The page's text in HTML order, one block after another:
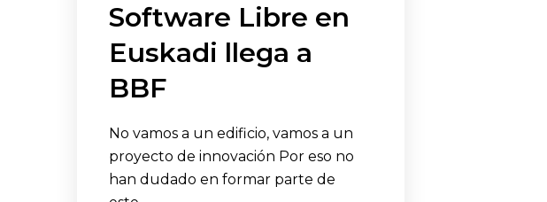
Software Libre en
Euskadi llega a
BBF
No vamos a un edificio, vamos a un
proyecto de innovación Por eso no
han dudado en formar parte de